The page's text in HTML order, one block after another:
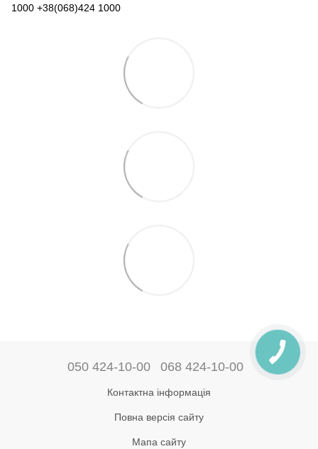
1000 +38(068)424 1000
050 424-10-00 068 424-10-00
Контактна інформація
Повна версія сайту
Мапа сайту